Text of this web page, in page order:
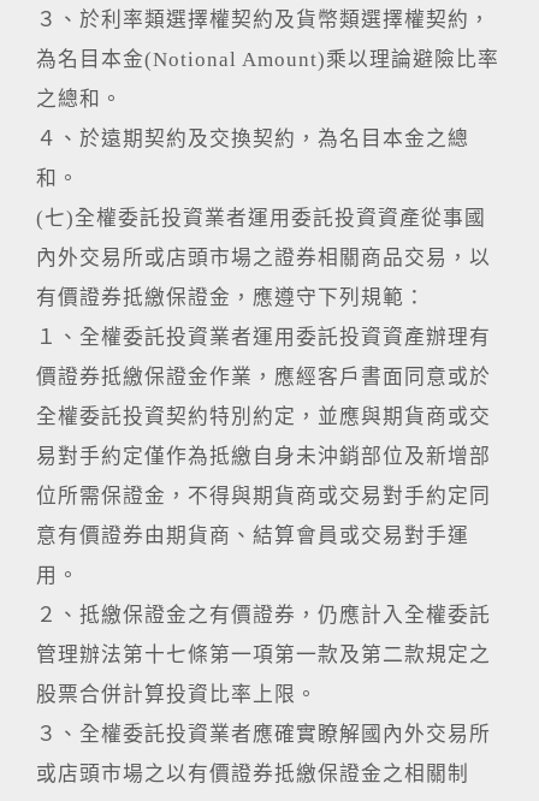
３、於利率類選擇權契約及貨幣類選擇權契約，
為名目本金(Notional Amount)乘以理論避險比率
之總和。
４、於遠期契約及交換契約，為名目本金之總
和。
(七)全權委託投資業者運用委託投資資產從事國
內外交易所或店頭市場之證券相關商品交易，以
有價證券抵繳保證金，應遵守下列規範：
１、全權委託投資業者運用委託投資資產辦理有
價證券抵繳保證金作業，應經客戶書面同意或於
全權委託投資契約特別約定，並應與期貨商或交
易對手約定僅作為抵繳自身未沖銷部位及新增部
位所需保證金，不得與期貨商或交易對手約定同
意有價證券由期貨商、結算會員或交易對手運
用。
２、抵繳保證金之有價證券，仍應計入全權委託
管理辦法第十七條第一項第一款及第二款規定之
股票合併計算投資比率上限。
３、全權委託投資業者應確實瞭解國內外交易所
或店頭市場之以有價證券抵繳保證金之相關制